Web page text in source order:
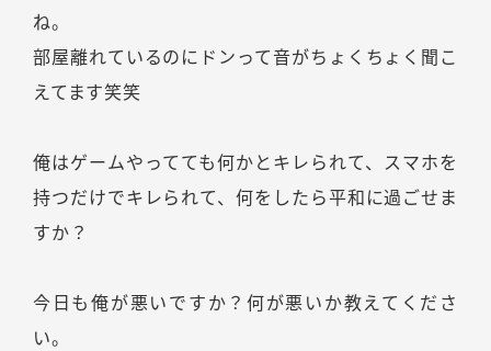
ね。
部屋離れているのにドンって音がちょくちょく聞こ
えてます笑笑
俺はゲームやってても何かとキレられて、スマホを
持つだけでキレられて、何をしたら平和に過ごせま
すか？
今日も俺が悪いですか？何が悪いか教えてくださ
い。